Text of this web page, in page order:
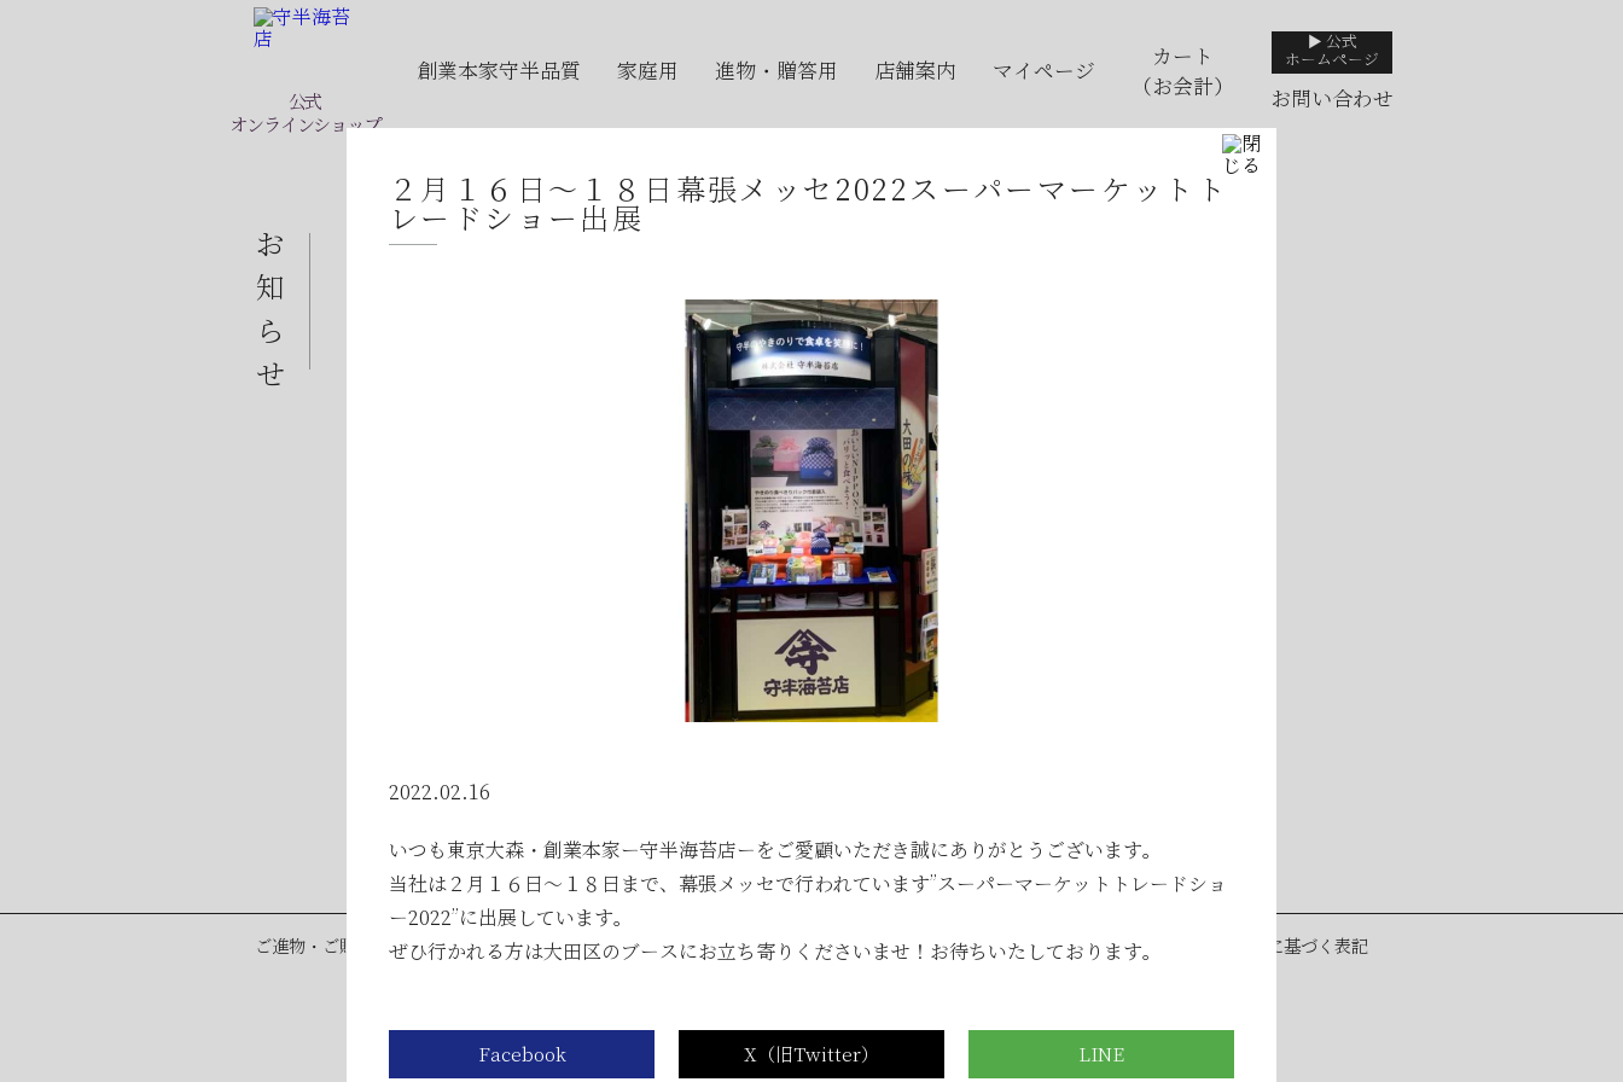
公式
オンラインショップ
創業本家守半品質 家庭用 進物・贈答用 店舗案内 マイページ
カート
（お会計）
▶ 公式
ホームページ
お問い合わせ
お
知
ら
せ
2026年07月23日
夏期休業期間中の休業に伴う発送とお問合せについて
オンラインショップの不具合について
2026年7月・8月の『メトロde守半海苔店』はお休みです
【2026年7月ワゴンセール開催のお知らせ】
2026年お中元時期の日曜日店舗営業のお知らせ
JR大森駅開業150年記念イベントのお知らせ
6月のメトロde守半海苔店は ”麻布十番” です！
【2026年6月ワゴンセール開催のお知らせ】
【2026年5月ワゴンセール開催のお知らせ】
... ▶
ご進物・ご贈答用品の「熨斗紙」「掛け紙」に関しまして ご利用規約 プライバシーポリシー 特定商取引法に基づく表記
２月１６日～１８日幕張メッセ2022スーパーマーケットト
レードショー出展
2022.02.16
いつも東京大森・創業本家ー守半海苔店ーをご愛顧いただき誠にありがとうございます。
当社は２月１６日～１８日まで、幕張メッセで行われています”スーパーマーケットトレードショ
ー2022”に出展しています。
ぜひ行かれる方は大田区のブースにお立ち寄りくださいませ！お待ちいたしております。